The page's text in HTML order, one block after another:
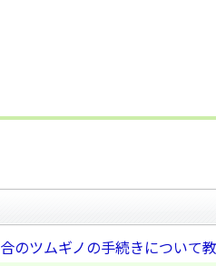
のツムギノの手続きについて